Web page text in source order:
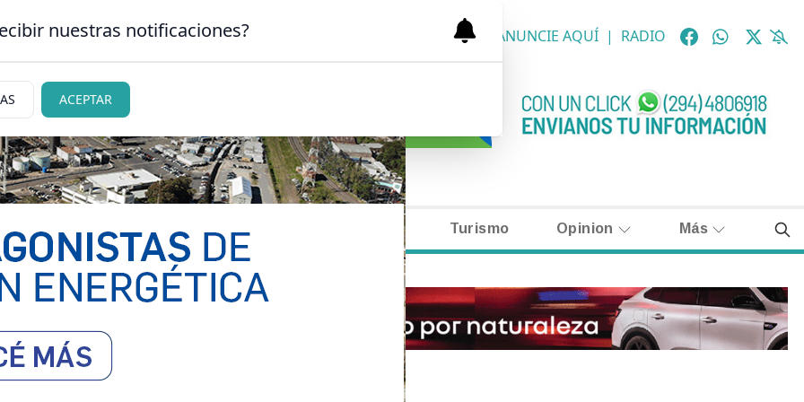
CARLOS DE BARILOCHE CLASIFICADOS NECROLÓGICAS ANUNCIE AQUÍ | RADIO
Judiciales Turismo Opinion Más
nuestras notificaciones?
ACEPTAR